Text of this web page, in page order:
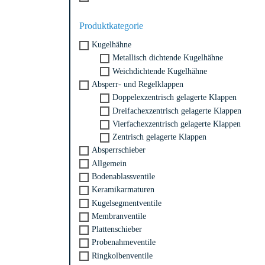
Produktkategorie
Kugelhähne
Metallisch dichtende Kugelhähne
Weichdichtende Kugelhähne
Absperr- und Regelklappen
Doppelexzentrisch gelagerte Klappen
Dreifachexzentrisch gelagerte Klappen
Vierfachexzentrisch gelagerte Klappen
Zentrisch gelagerte Klappen
Absperrschieber
Allgemein
Bodenablassventile
Keramikarmaturen
Kugelsegmentventile
Membranventile
Plattenschieber
Probenahmeventile
Ringkolbenventile